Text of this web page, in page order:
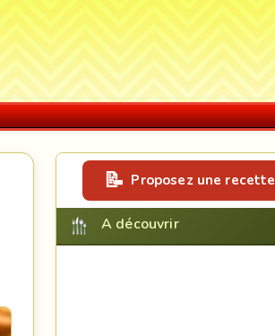
Proposez une recette
A découvrir